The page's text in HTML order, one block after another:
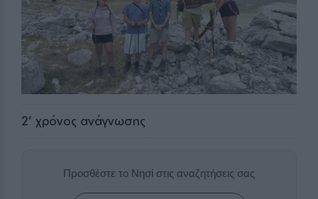
2' χρόνος ανάγνωσης
Προσθέστε το Νησί στις αναζητήσεις σας